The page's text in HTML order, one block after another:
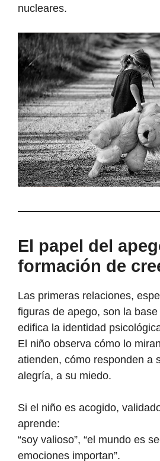
nucleares.
El papel del
formación de
Las primeras relaciones,
figuras de apego, son la
edifica la identidad
El niño observa cómo lo
atienden, cómo responden a
alegría, a su miedo.
Si el niño es acogido,
aprende:
“soy valioso”, “el mundo es
emociones importan”.